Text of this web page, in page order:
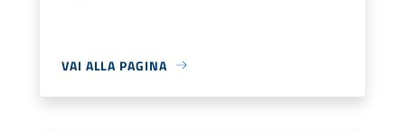
VAI ALLA PAGINA